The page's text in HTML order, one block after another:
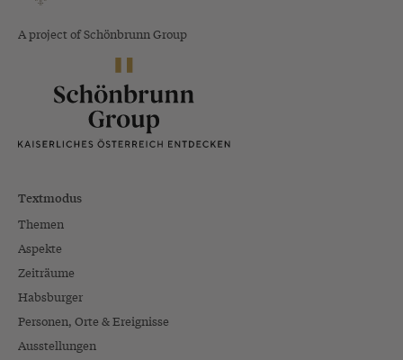
A project of Schönbrunn Group
Textmodus
Themen
Aspekte
Zeiträume
Habsburger
Personen, Orte & Ereignisse
Ausstellungen